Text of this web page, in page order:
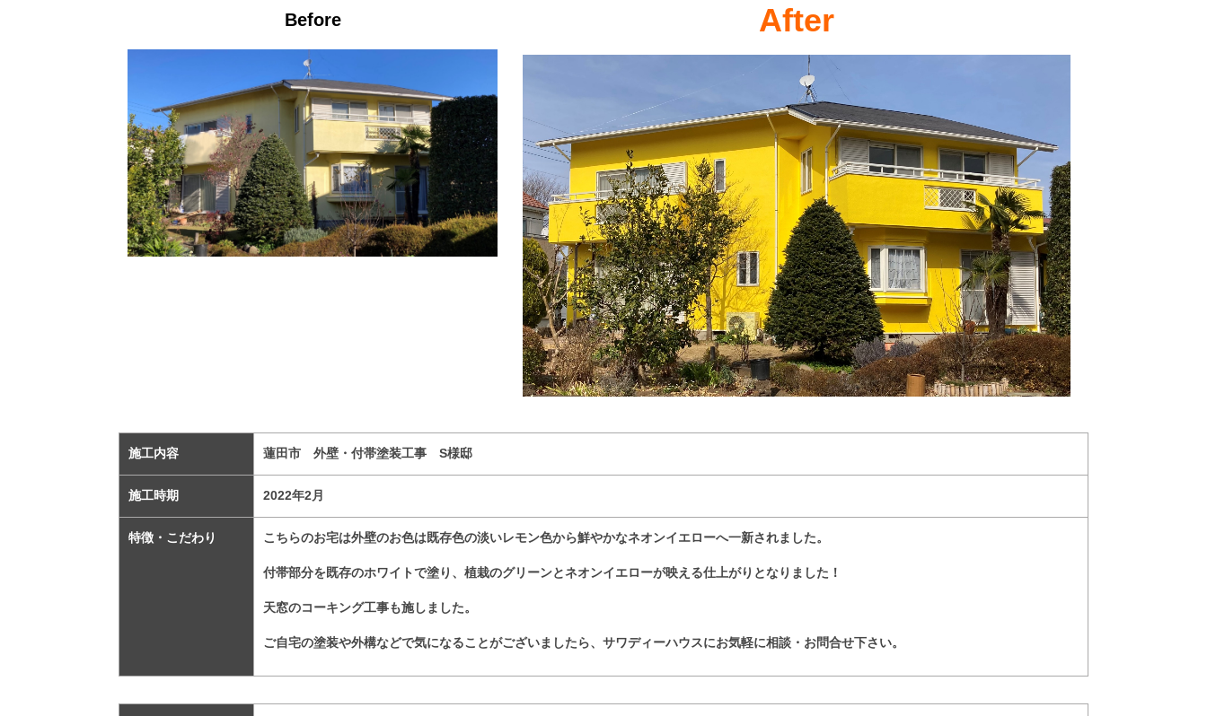
Before After
施工内容 蓮田市 外壁・付帯塗装工事 S様邸
施工時期 2022年2月
特徴・こだわり こちらのお宅は外壁のお色は既存色の淡いレモン色から鮮やかなネオンイエローへ一新されました。
付帯部分を既存のホワイトで塗り、植栽のグリーンとネオンイエローが映える仕上がりとなりました！
天窓のコーキング工事も施しました。
ご自宅の塗装や外構などで気になることがございましたら、サワディーハウスにお気軽に相談・お問合せ下さい。